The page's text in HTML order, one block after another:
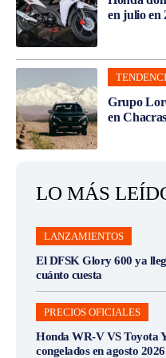
en julio en
Grupo
en
LO MÁS
LANZAMIENTOS
El DFSK Glory 600 ya
cuánto cuesta
PRECIOS OFICIALES
Honda WR-V VS Toyota
congelados en agosto 2026